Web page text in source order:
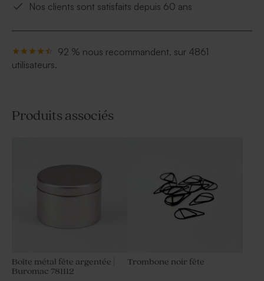
Nos clients sont satisfaits depuis 60 ans
92 % nous recommandent, sur 4861
utilisateurs.
Produits associés
Boîte métal fête argentée |
Buromac 781112
Trombone noir fête